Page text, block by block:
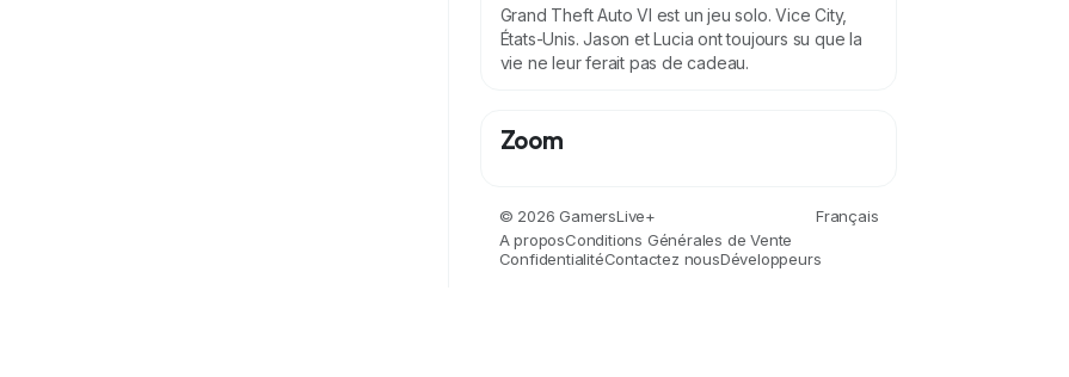
Grand Theft Auto VI est un jeu solo. Vice City,
États-Unis. Jason et Lucia ont toujours su que la
vie ne leur ferait pas de cadeau.
Zoom
© 2026 GamersLive+
Français
A proposConditions Générales de Vente
ConfidentialitéContactez nousDéveloppeurs